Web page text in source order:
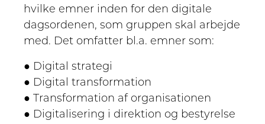
hvilke emner inden for den digitale
dagsordenen, som gruppen skal arbejde
med. Det omfatter bl.a. emner som:
● Digital strategi
● Digital transformation
● Transformation af organisationen
● Digitalisering i direktion og bestyrelse